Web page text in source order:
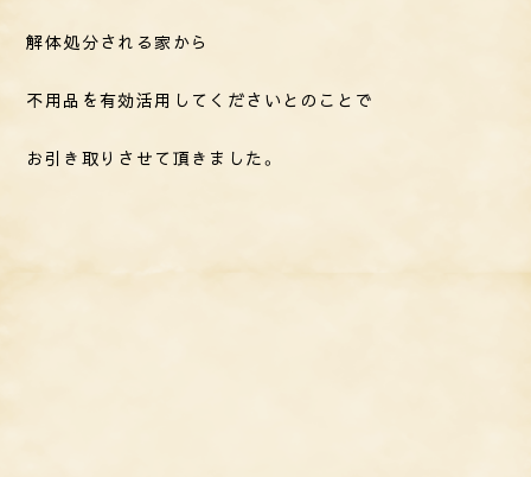
解体処分される家から
不用品を有効活用してくださいとのことで
お引き取りさせて頂きました。